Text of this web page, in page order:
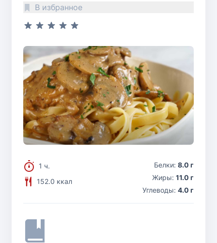
В избранное
1 ч.
152.0 ккал
Белки: 8.0 г
Жиры: 11.0 г
Углеводы: 4.0 г